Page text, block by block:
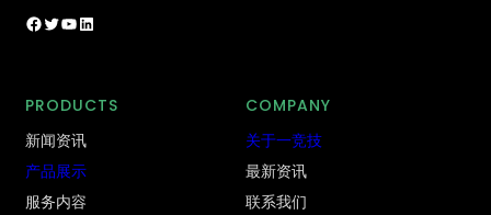
Facebook Twitter YouTube LinkedIn
PRODUCTS
新闻资讯
产品展示
服务内容
COMPANY
关于一竞技
最新资讯
联系我们